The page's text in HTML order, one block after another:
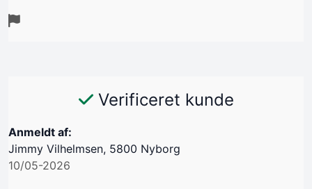
Verificeret kunde
Anmeldt af:
Jimmy Vilhelmsen, 5800 Nyborg
10/05-2026